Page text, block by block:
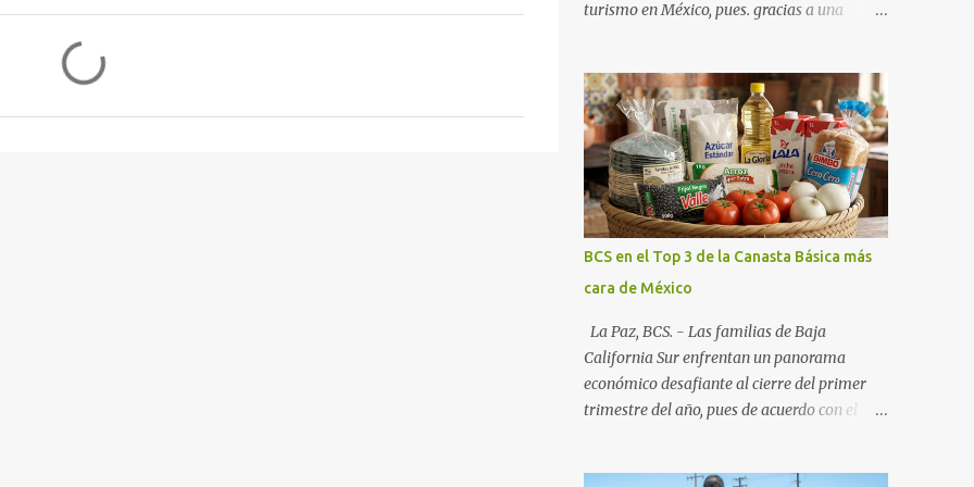
turismo en México, pues. gracias a una
fideicomisos de promoción, la entidad
proyecta un cierre de año marcado por una
ocupación hotelera robusta, una
conectividad aérea en ascenso y una
derrama económica sin precedentes. Las
proyecciones para este periodo vacacional
son optimistas, con un promedio estatal que
supera el 70% . Sin embargo, la sorpresa del
año la ha dado el norte del estado. Comondú
encabeza las expectativas con un
impresionante 89% de ocupación,
impulsado por el interés creciente en el
turismo de naturaleza. Le siguen destinos
Nuevo). La Paz: 66%. Loreto: 58%. Mulegé:
BCS en el Top 3 de la Canasta Básica más
cara de México
La Paz, BCS. - Las familias de Baja
California Sur enfrentan un panorama
económico desafiante al cierre del primer
trimestre del año, pues de acuerdo con el